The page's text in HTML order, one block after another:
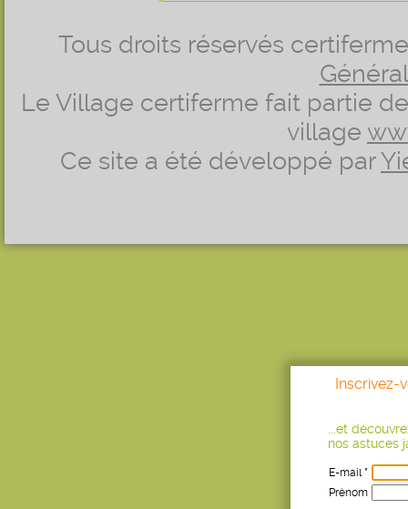
Tous droits réservés
Le Village certiferme fait partie
village
Ce site a été développé par
Inscrivez-
...et
nos astuces
E-mail *
Prénom